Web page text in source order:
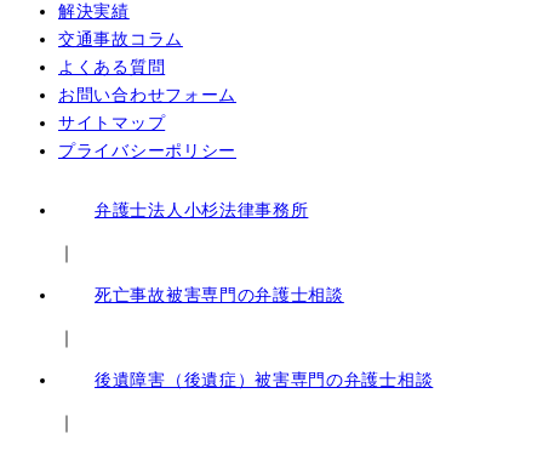
解決実績
交通事故コラム
よくある質問
お問い合わせフォーム
サイトマップ
プライバシーポリシー
弁護士法人小杉法律事務所
｜
死亡事故被害専門の弁護士相談
｜
後遺障害（後遺症）被害専門の弁護士相談
｜